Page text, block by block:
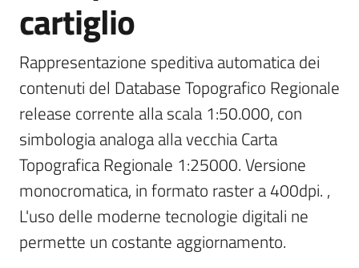
i
Approfondimenti
Archivio
cartografico
cartiglio
Rappresentazione speditiva automatica dei
contenuti del Database Topografico Regionale
release corrente alla scala 1:50.000, con
simbologia analoga alla vecchia Carta
Topografica Regionale 1:25000. Versione
monocromatica, in formato raster a 400dpi. ,
L'uso delle moderne tecnologie digitali ne
permette un costante aggiornamento.